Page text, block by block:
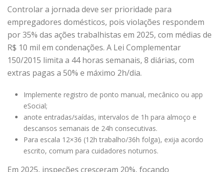
Controlar a jornada deve ser prioridade para
empregadores domésticos, pois violações respondem
por 35% das ações trabalhistas em 2025, com médias de
R$ 10 mil em condenações. A Lei Complementar
150/2015 limita a 44 horas semanais, 8 diárias, com
extras pagas a 50% e máximo 2h/dia.
Implemente registro de ponto manual, mecânico ou app
eSocial;
anote entradas/saídas, intervalos de 1h para almoço e
descansos semanais de 24h consecutivas.
Para escala 12×36 (12h trabalho/36h folga), exija acordo
escrito, comum para cuidadores noturnos.
Em 2025, inspeções cresceram 20%, focando